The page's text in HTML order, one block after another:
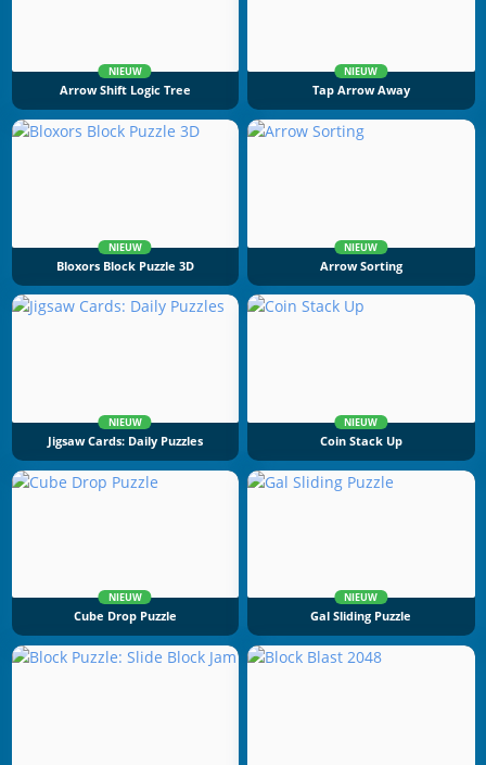
NIEUW
Arrow Shift Logic Tree
NIEUW
Tap Arrow Away
NIEUW
Bloxors Block Puzzle 3D
NIEUW
Arrow Sorting
NIEUW
Jigsaw Cards: Daily Puzzles
NIEUW
Coin Stack Up
NIEUW
Cube Drop Puzzle
NIEUW
Gal Sliding Puzzle